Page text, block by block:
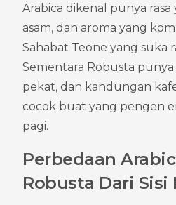
Arabica dikenal punya rasa
asam, dan aroma yang
Sahabat Teone yang suka
Sementara Robusta punya
pekat, dan kandungan
cocok buat yang pengen
pagi.
Perbedaan
Robusta Dari Sisi